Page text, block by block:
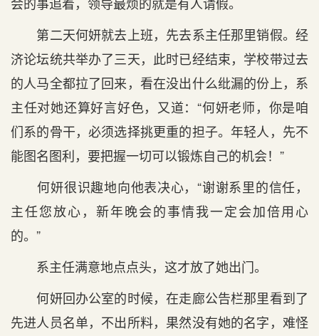
第二天何妍就去上班，先去系主任那里销假。经
济论坛统共举办了三天，此时已经结束，学校带过去
的人马全都拉了回来，看在没出什么纰漏的份上，系
主任对她还算好言好色，又道：“何妍老师，你是咱
们系的骨干，必须选择挑更重的担子。年轻人，先不
能图名图利，要把握一切可以锻炼自己的机会！”
何妍很识趣地向他表决心，“谢谢系里的信任，
主任您放心，新年晚会的事情我一定会加倍用心
的。”
系主任满意地点点头，这才放了她出门。
何妍回办公室的时候，在走廊公告栏那里看到了
先进人员名单，不出所料，果然没有她的名字，难怪